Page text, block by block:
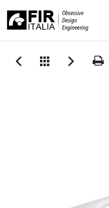
Italia